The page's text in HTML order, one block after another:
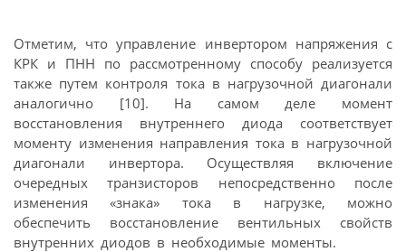
Отметим, что управление инвертором напряжения с
КРК и ПНН по рассмотренному способу реализуется
также путем контроля тока в нагрузочной диагонали
аналогично [10]. На самом деле момент
восстановления внутреннего диода соответствует
моменту изменения направления тока в нагрузочной
диагонали инвертора. Осуществляя включение
очередных транзисторов непосредственно после
изменения «знака» тока в нагрузке, можно
обеспечить восстановление вентильных свойств
внутренних диодов в необходимые моменты.